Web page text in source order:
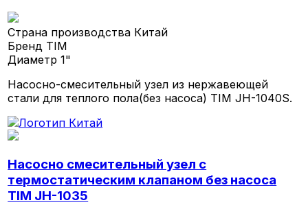
Страна производства Китай
Бренд TIM
Диаметр1"
Насосно-смесительный узел из нержавеющей
стали для теплого пола(без насоса) TIM JH-1040S.
Насосно смесительный узел с
термостатическим клапаном без насоса
TIM JH-1035